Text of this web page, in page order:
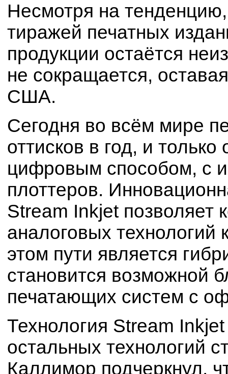
Несмотря на
тиражей печатных
продукции остаётся
не сокращается,
США.
Сегодня во всём мире
оттисков в год, и
цифровым способом, с
плоттеров.
Stream Inkjet позволяет
аналоговых
этом пути является
становится возможной
печатающих систем с
Технология Stream
остальных технологий
Каллимор подчеркнул,